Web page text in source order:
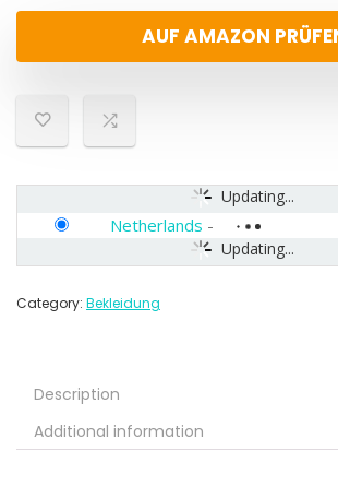
AUF AMAZON
Updating...
Updating...
Netherlands -
Category: Bekleidung
Description
Additional information